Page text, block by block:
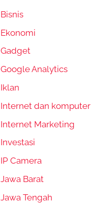
Bisnis
Ekonomi
Gadget
Google Analytics
Iklan
Internet dan komputer
Internet Marketing
Investasi
IP Camera
Jawa Barat
Jawa Tengah